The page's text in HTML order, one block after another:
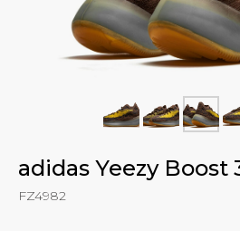
adidas Yeezy Boost
FZ4982